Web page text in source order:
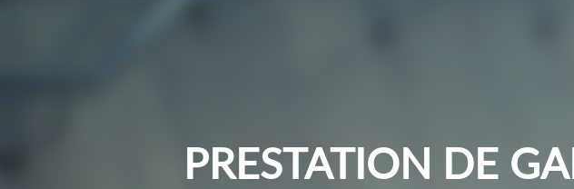
PRESTATION DE